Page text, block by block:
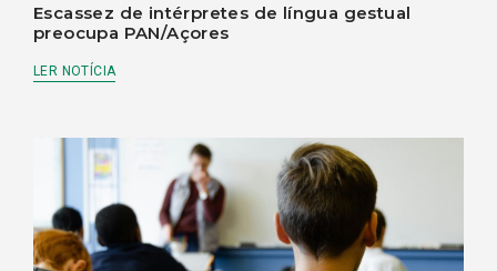
Escassez de intérpretes de língua gestual
preocupa PAN/Açores
LER NOTÍCIA